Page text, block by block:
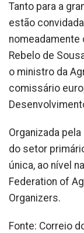
Tanto para a
estão
nomeadamente
Rebelo de
o ministro da
comissário
Organizada
do setor
única, ao nível
Federation of
Organizers.
Fonte: Correio